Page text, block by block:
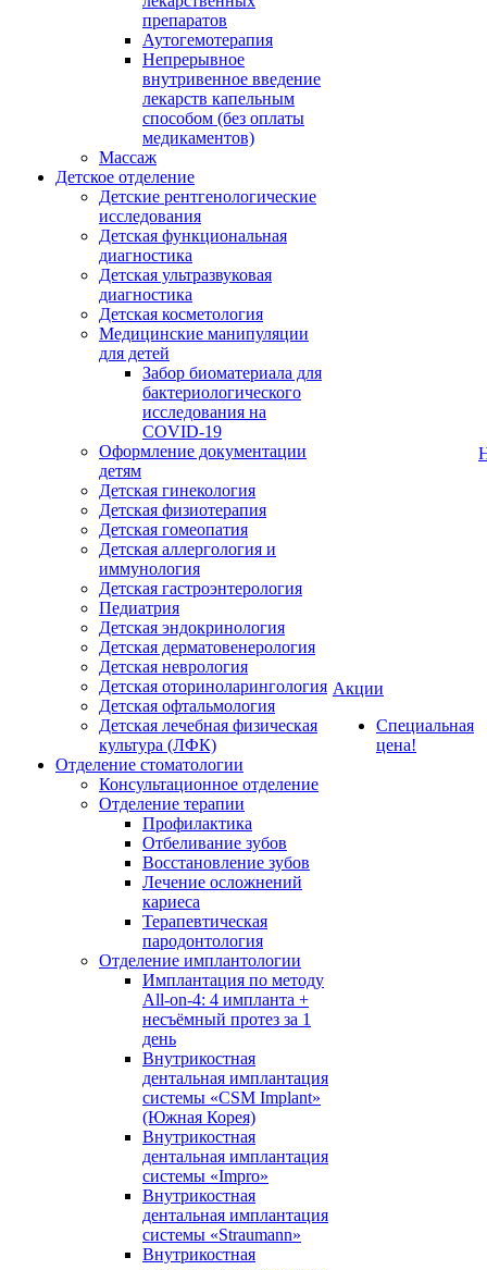
препаратов
Аутогемотерапия
Непрерывное
внутривенное введение
лекарств капельным
способом (без оплаты
медикаментов)
Массаж
Детское отделение
Детские рентгенологические
исследования
Детская функциональная
диагностика
Детская ультразвуковая
диагностика
Детская косметология
Медицинские манипуляции
для детей
Забор биоматериала для
бактериологического
исследования на
COVID-19
Оформление документации
детям
Детская гинекология
Детская физиотерапия
Детская гомеопатия
Детская аллергология и
иммунология
Детская гастроэнтерология
Педиатрия
Детская эндокринология
Детская дерматовенерология
Детская неврология
Детская оториноларингология
Детская офтальмология
Детская лечебная физическая
культура (ЛФК)
Отделение стоматологии
Консультационное отделение
Отделение терапии
Профилактика
Отбеливание зубов
Восстановление зубов
Лечение осложнений
кариеса
Терапевтическая
пародонтология
Отделение имплантологии
Имплантация по методу
All-on-4: 4 импланта +
несъёмный протез за 1
день
Внутрикостная
дентальная имплантация
системы «CSM Implant»
(Южная Корея)
Внутрикостная
дентальная имплантация
системы «Impro»
Внутрикостная
дентальная имплантация
системы «Straumann»
Внутрикостная
Акции
Специальная
цена!